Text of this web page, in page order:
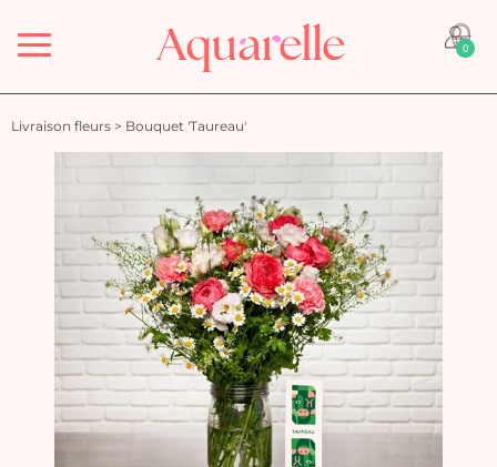
Menu 0
Livraison fleurs > Bouquet 'Taureau'